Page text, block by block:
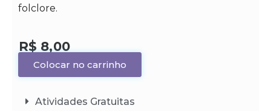
folclore.
R$ 8,00
Colocar no carrinho
Atividades Gratuitas